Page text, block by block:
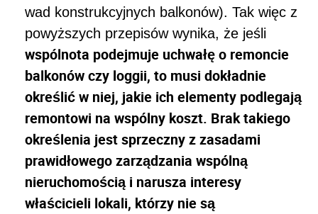
wad konstrukcyjnych balkonów). Tak więc z
powyższych przepisów wynika, że jeśli
wspólnota podejmuje uchwałę o remoncie
balkonów czy loggii, to musi dokładnie
określić w niej, jakie ich elementy podlegają
remontowi na wspólny koszt. Brak takiego
określenia jest sprzeczny z zasadami
prawidłowego zarządzania wspólną
nieruchomością i narusza interesy
właścicieli lokali, którzy nie są